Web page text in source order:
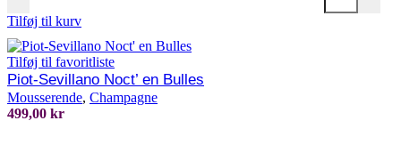
Tilføj til kurv
Tilføj til favoritliste
Piot-Sevillano Noct’ en Bulles
Mousserende, Champagne
499,00 kr